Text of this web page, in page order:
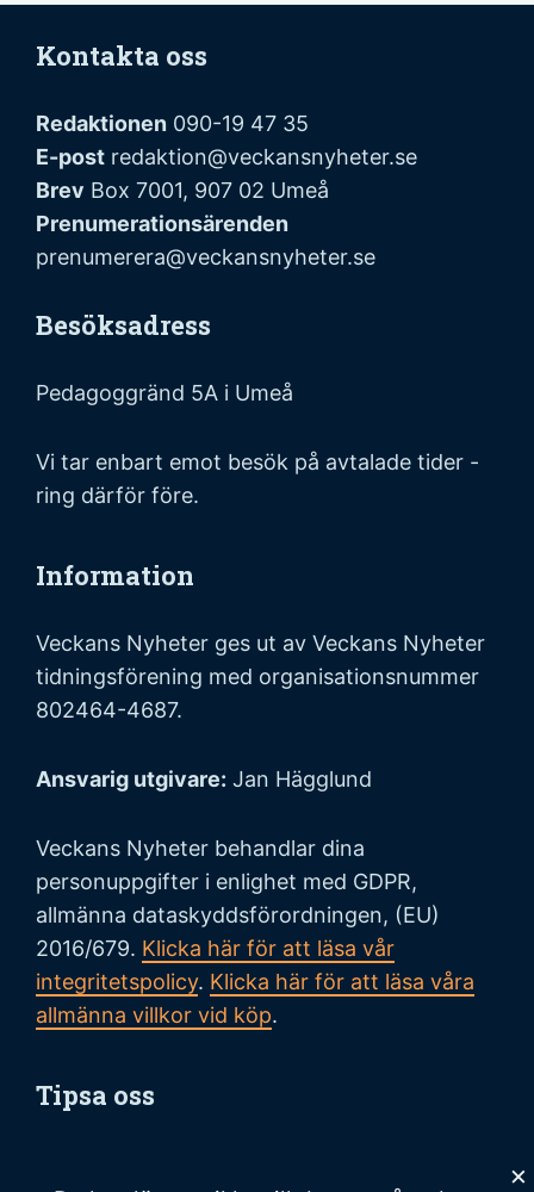
×
Kontakta oss
Redaktionen 090-19 47 35
E-post redaktion@veckansnyheter.se
Brev Box 7001, 907 02 Umeå
Prenumerationsärenden
prenumerera@veckansnyheter.se
Besöksadress
Pedagoggränd 5A i Umeå
Vi tar enbart emot besök på avtalade tider -
ring därför före.
Information
Veckans Nyheter ges ut av Veckans Nyheter
tidningsförening med organisationsnummer
802464-4687.
Ansvarig utgivare: Jan Hägglund
Veckans Nyheter behandlar dina
personuppgifter i enlighet med GDPR,
allmänna dataskyddsförordningen, (EU)
2016/679. Klicka här för att läsa vår
integritetspolicy. Klicka här för att läsa våra
allmänna villkor vid köp.
Tipsa oss